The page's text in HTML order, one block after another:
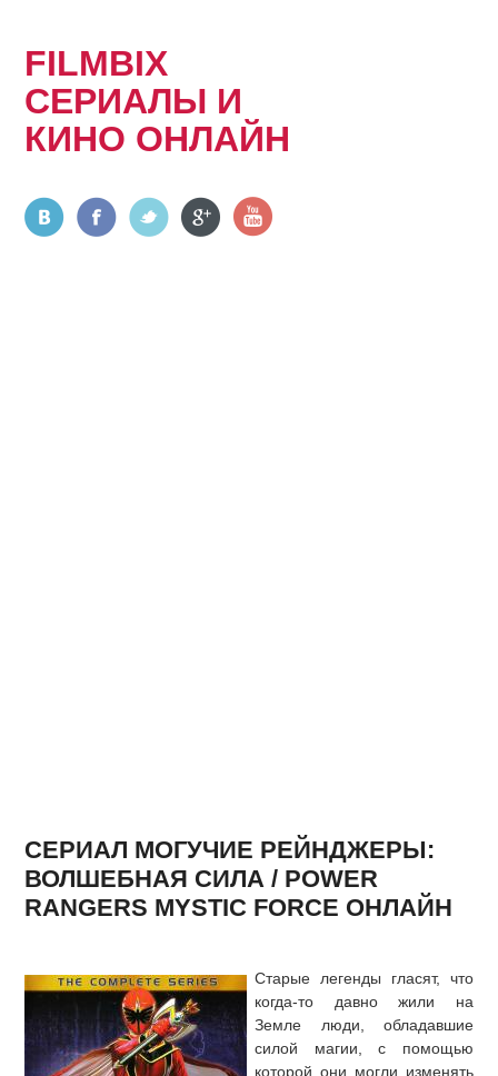
FILMBIX
СЕРИАЛЫ И
КИНО ОНЛАЙН
СЕРИАЛ МОГУЧИЕ РЕЙНДЖЕРЫ:
ВОЛШЕБНАЯ СИЛА / POWER
RANGERS MYSTIC FORCE ОНЛАЙН
Старые легенды гласят, что
когда-то давно жили на
Земле люди, обладавшие
силой магии, с помощью
которой они могли изменять